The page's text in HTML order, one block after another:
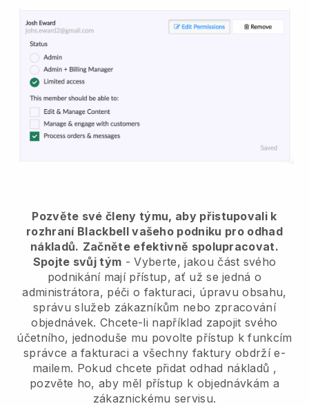
Pozvěte své členy týmu, aby přistupovali k
rozhraní Blackbell vašeho podniku pro odhad
nákladů. Začněte efektivně spolupracovat.
Spojte svůj tým - Vyberte, jakou část svého
podnikání mají přístup, ať už se jedná o
administrátora, péči o fakturaci, úpravu obsahu,
správu služeb zákazníkům nebo zpracování
objednávek. Chcete-li například zapojit svého
účetního, jednoduše mu povolte přístup k funkcím
správce a fakturaci a všechny faktury obdrží e-
mailem. Pokud chcete přidat odhad nákladů ,
pozvěte ho, aby měl přístup k objednávkám a
zákaznickému servisu.